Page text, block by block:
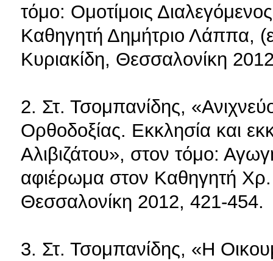
τόμο: Ομοτίμοις
Καθηγητή Δημήτριο Λάππα,
Κυριακίδη, Θεσσαλονίκη
2. Στ. Τσομπανίδης,
Ορθοδοξίας. Εκκλησία και
Αλιβιζάτου», στον τόμο:
αφιέρωμα στον Καθηγητή
Θεσσαλονίκη 2012, 421-454.
3. Στ. Τσομπανίδης, «Η